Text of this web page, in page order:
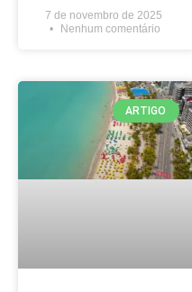
7 de novembro de 2025
Nenhum comentário
ARTIGO